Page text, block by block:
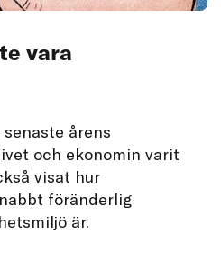
vara
årens
och ekonomin varit
visat hur
föränderlig
är.